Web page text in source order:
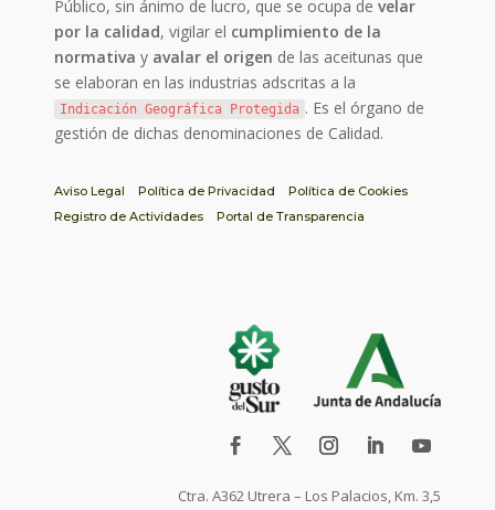
Público, sin ánimo de lucro, que se ocupa develar
por la calidad, vigilar el cumplimiento de la
normativa y avalar el origen de las aceitunas que
se elaboran en las industrias adscritas a la
Indicación Geográfica Protegida . Es el órgano de
gestión de dichas denominaciones de Calidad.
Aviso Legal Política de Privacidad
Política de Cookies
Registro de Actividades
Portal de Transparencia
Ctra. A362 Utrera – Los Palacios, Km. 3,5